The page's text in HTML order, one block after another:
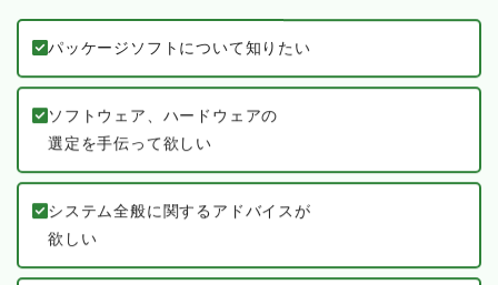
こんなお悩みはありませんか？
パッケージソフトについて知りたい
ソフトウェア、ハードウェアの
選定を手伝って欲しい
システム全般に関するアドバイスが
欲しい